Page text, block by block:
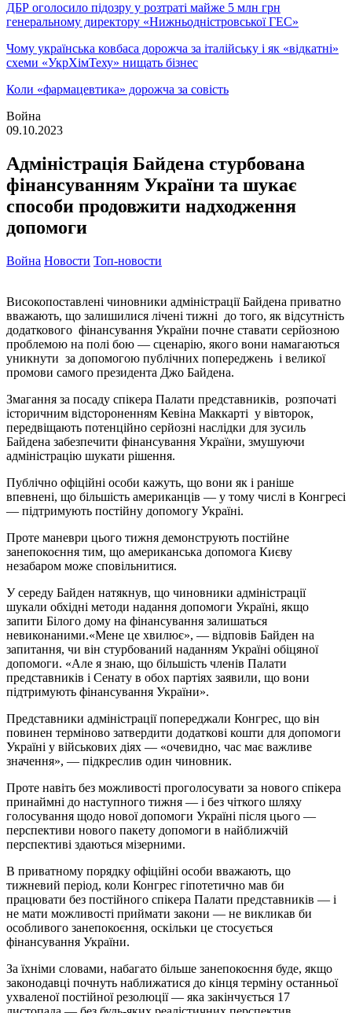
ДБР оголосило підозру у розтраті майже 5 млн грн
генеральному директору «Нижньодністровської ГЕС»
Чому українська ковбаса дорожча за італійську і як «відкатні»
схеми «УкрХімТеху» нищать бізнес
Коли «фармацевтика» дорожча за совість
Война
09.10.2023
Адміністрація Байдена стурбована
фінансуванням України та шукає
способи продовжити надходження
допомоги
Война Новости Топ-новости
Високопоставлені чиновники адміністрації Байдена приватно
вважають, що залишилися лічені тижні до того, як відсутність
додаткового фінансування України почне ставати серйозною
проблемою на полі бою — сценарію, якого вони намагаються
уникнути за допомогою публічних попереджень і великої
промови самого президента Джо Байдена.
Змагання за посаду спікера Палати представників, розпочаті
історичним відстороненням Кевіна Маккарті у вівторок,
передвіщають потенційно серйозні наслідки для зусиль
Байдена забезпечити фінансування України, змушуючи
адміністрацію шукати рішення.
Публічно офіційні особи кажуть, що вони як і раніше
впевнені, що більшість американців — у тому числі в Конгресі
— підтримують постійну допомогу Україні.
Проте маневри цього тижня демонструють постійне
занепокоєння тим, що американська допомога Києву
незабаром може сповільнитися.
У середу Байден натякнув, що чиновники адміністрації
шукали обхідні методи надання допомоги Україні, якщо
запити Білого дому на фінансування залишаться
невиконаними.«Мене це хвилює», — відповів Байден на
запитання, чи він стурбований наданням Україні обіцяної
допомоги. «Але я знаю, що більшість членів Палати
представників і Сенату в обох партіях заявили, що вони
підтримують фінансування України».
Представники адміністрації попереджали Конгрес, що він
повинен терміново затвердити додаткові кошти для допомоги
Україні у військових діях — «очевидно, час має важливе
значення», — підкреслив один чиновник.
Проте навіть без можливості проголосувати за нового спікера
принаймні до наступного тижня — і без чіткого шляху
голосування щодо нової допомоги Україні після цього —
перспективи нового пакету допомоги в найближчій
перспективі здаються мізерними.
В приватному порядку офіційні особи вважають, що
тижневий період, коли Конгрес гіпотетично мав би
працювати без постійного спікера Палати представників — і
не мати можливості приймати закони — не викликав би
особливого занепокоєння, оскільки це стосується
фінансування України.
За їхніми словами, набагато більше занепокоєння буде, якщо
законодавці почнуть наближатися до кінця терміну останньої
ухваленої постійної резолюції — яка закінчується 17